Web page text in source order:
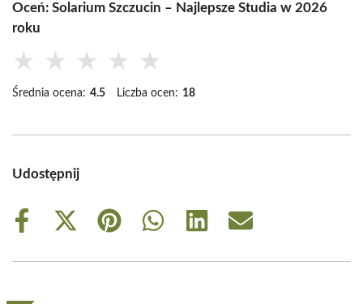
Oceń: Solarium Szczucin – Najlepsze Studia w 2026
roku
★ ★ ★ ★ ★
Średnia ocena: 4.5 Liczba ocen: 18
Udostępnij
Share
Share
(Twitter)
Share
Share
Share
Share